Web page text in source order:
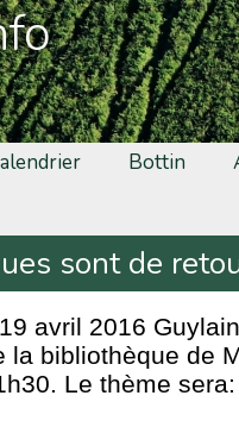
Bottin
sont de
avril 2016
la bibliothèque de
Le thème